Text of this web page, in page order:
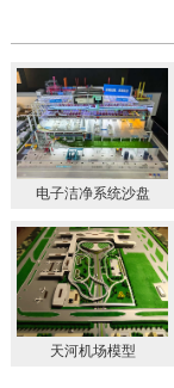
电子洁净系统沙盘
天河机场模型